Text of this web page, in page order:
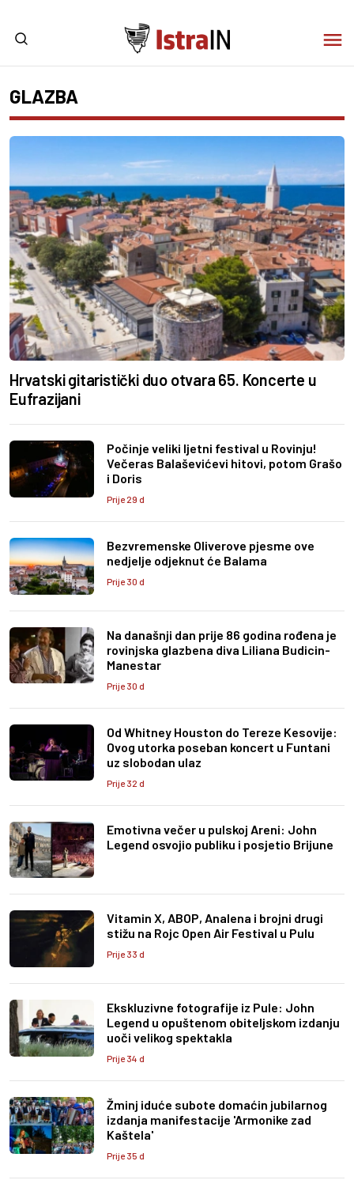
GLAZBA
Hrvatski gitaristički duo otvara 65. Koncerte u
Eufrazijani
Počinje veliki ljetni festival u Rovinju!
Večeras Balaševićevi hitovi, potom Grašo
i Doris
Prije 29 d
Bezvremenske Oliverove pjesme ove
nedjelje odjeknut će Balama
Prije 30 d
Na današnji dan prije 86 godina rođena je
rovinjska glazbena diva Liliana Budicin-
Manestar
Prije 30 d
Od Whitney Houston do Tereze Kesovije:
Ovog utorka poseban koncert u Funtani
uz slobodan ulaz
Prije 32 d
Emotivna večer u pulskoj Areni: John
Legend osvojio publiku i posjetio Brijune
Vitamin X, ABOP, Analena i brojni drugi
stižu na Rojc Open Air Festival u Pulu
Prije 33 d
Ekskluzivne fotografije iz Pule: John
Legend u opuštenom obiteljskom izdanju
uoči velikog spektakla
Prije 34 d
Žminj iduće subote domaćin jubilarnog
izdanja manifestacije 'Armonike zad
Kaštela'
Prije 35 d